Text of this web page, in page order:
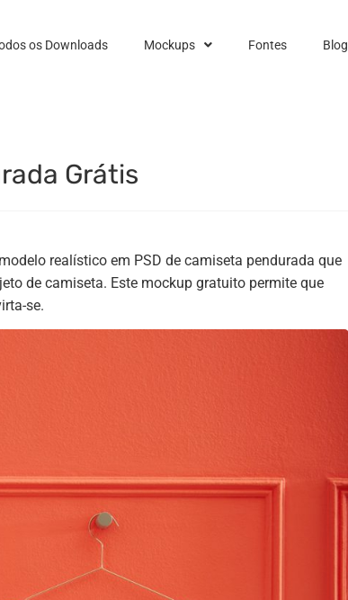
os Downloads Mockups Fontes Blog
Grátis
realístico em PSD de camiseta pendurada que
de camiseta. Este mockup gratuito permite que
se.